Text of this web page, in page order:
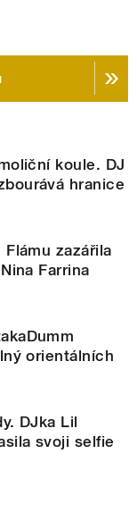
koule. DJ
hranice
zazářila
Farrina
orientálních
DJka Lil
svoji selfie